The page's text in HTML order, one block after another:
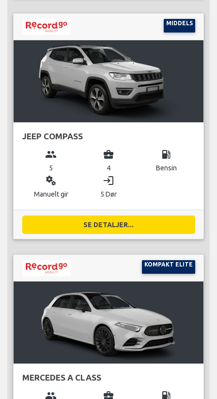
MIDDELS
JEEP COMPASS
group
5
business_center
4
local_gas_station
Bensin
miscellaneous_services
Manuelt gir
login
5 Dør
SE DETALJER...
KOMPAKT ELITE
MERCEDES A CLASS
group business_center local_gas_station